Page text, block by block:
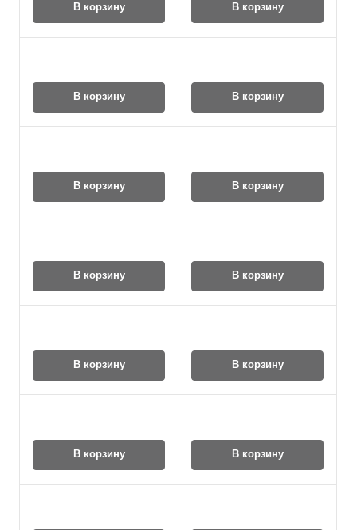
В корзину В корзину
В корзину В корзину
В корзину В корзину
В корзину В корзину
В корзину В корзину
В корзину В корзину